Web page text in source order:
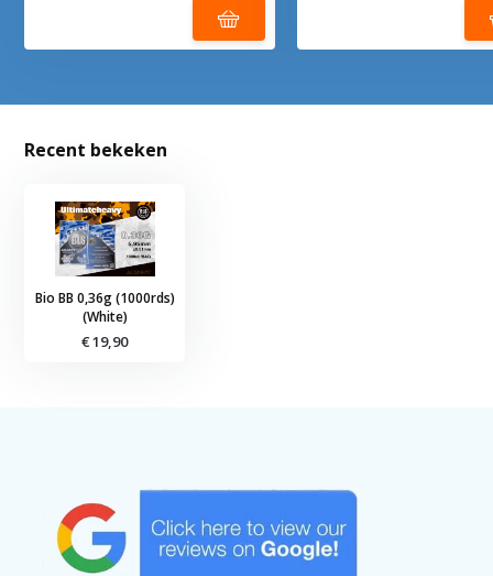
Recent bekeken
Bio BB 0,36g (1000rds)
(White)
€ 19,90